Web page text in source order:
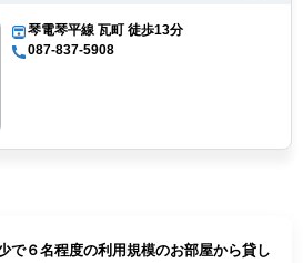
琴電琴平線 瓦町 徒歩13分
087-837-5908
で６名程度の利用規模のお部屋から貸し